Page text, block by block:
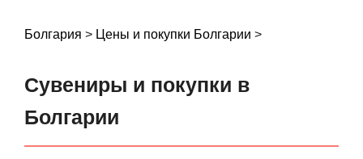
Болгария > Цены и покупки Болгарии >
Сувениры и покупки в
Болгарии